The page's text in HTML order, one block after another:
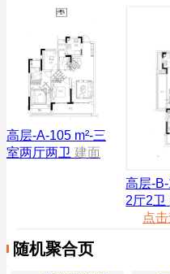
高层-A-105 m²-三
室两厅两卫 建面
高层-B-
2厅2卫
点
随机聚合页